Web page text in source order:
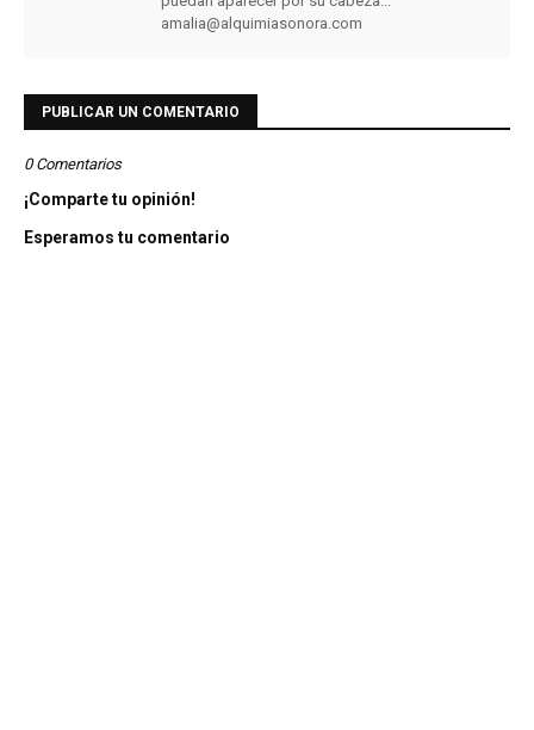
amalia@alquimiasonora.com
PUBLICAR UN COMENTARIO
0 Comentarios
¡Comparte tu opinión!
Esperamos tu comentario